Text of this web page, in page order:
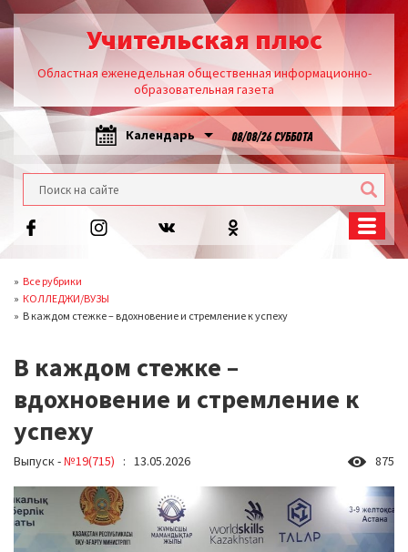
Учительская плюс
Областная еженедельная общественная информационно-
образовательная газета
Календарь 08/08/26 СУББОТА
Все рубрики
КОЛЛЕДЖИ/ВУЗЫ
В каждом стежке – вдохновение и стремление к успеху
В каждом стежке –
вдохновение и стремление к
успеху
Выпуск -№19(715) : 13.05.2026 875